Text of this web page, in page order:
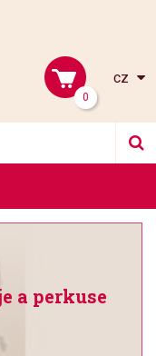
0
cz
a perkuse